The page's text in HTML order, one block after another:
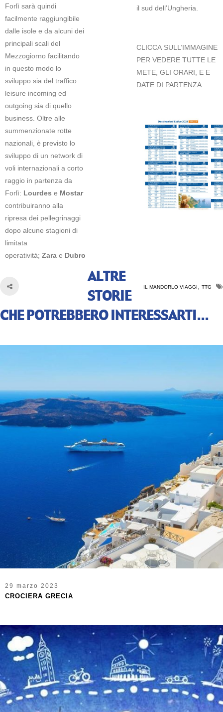
Forlì sarà quindi
facilmente raggiungibile
dalle isole e da alcuni dei
principali scali del
Mezzogiorno facilitando
in questo modo lo
sviluppo sia del traffico
leisure incoming ed
outgoing sia di quello
business. Oltre alle
summenzionate rotte
nazionali, è previsto lo
sviluppo di un network di
voli internazionali a corto
raggio in partenza da
Forlì: Lourdes e Mostar
contribuiranno alla
ripresa dei pellegrinaggi
dopo alcune stagioni di
limitata
operatività; Zara e Dubro
il sud dell’Ungheria.
CLICCA SULL’IMMAGINE
PER VEDERE TUTTE LE
METE, GLI ORARI, E E
DATE DI PARTENZA
IL MANDORLO VIAGGI , TTG
ALTRE
STORIE
CHE POTREBBERO INTERESSARTI...
29 marzo 2023
CROCIERA GRECIA